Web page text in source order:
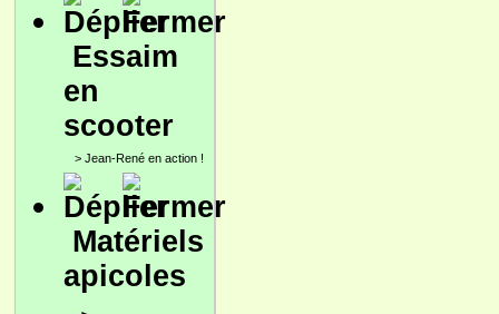
Essaim
en
scooter
> Jean-René en action !
Matériels
apicoles